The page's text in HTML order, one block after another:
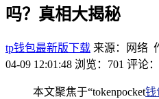
吗？真相大揭秘
tp钱包最新版下载 来源：网络
04-09 12:01:48 浏览：701 评论
本文聚焦于“tokenpocket钱